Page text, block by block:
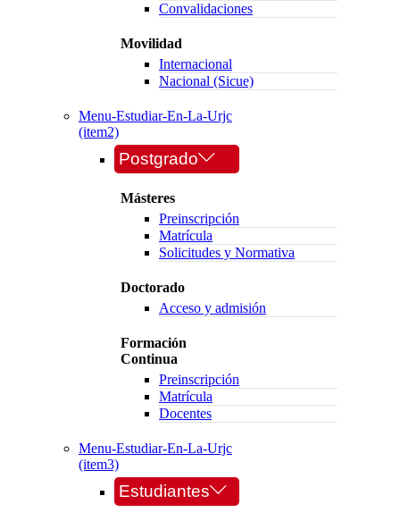
Convalidaciones
Movilidad
Internacional
Nacional (Sicue)
Menu-Estudiar-En-La-Urjc
(item2)
Postgrado
Másteres
Preinscripción
Matrícula
Solicitudes y Normativa
Doctorado
Acceso y admisión
Formación
Continua
Preinscripción
Matrícula
Docentes
Menu-Estudiar-En-La-Urjc
(item3)
Estudiantes